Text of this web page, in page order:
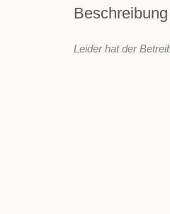
Leider hat der